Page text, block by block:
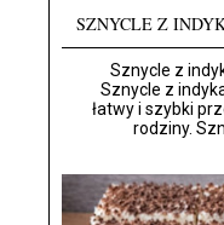
SZNYCLE Z
Sznycle z
Sznycle z
łatwy i szybki
rodziny.